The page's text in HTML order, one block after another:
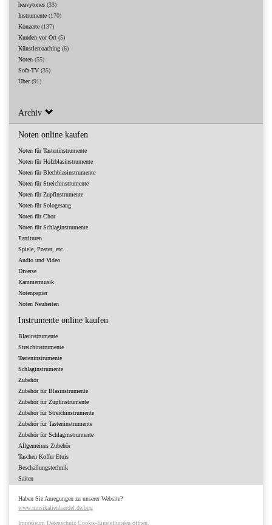
heavytones (33)
Instrumente (170)
Konzerte (137)
Kunden vor Ort (5)
Künstlercoaching (6)
Noten (55)
Sofa-TV (35)
Über(91)
Archiv
Noten online kaufen
Noten für Tasteninstrumente
Noten für Holzblasinstrumente
Noten für Blechblasinstrumente
Noten für Streichinstrumente
Noten für Zupfinstrumente
Noten für Sologesang
Noten für Chor
Noten für Schlaginstrumente
Partituren
Spiele, Poster, etc.
Audio und Video
Diverse
Kammermusik
Notenpapier
Noten Neuheiten
Instrumente online kaufen
Blasinstrumente
Streichinstrumente
Tasteninstrumente
Schlaginstrumente
Zubehör
Zubehör für Blasinstrumente
Zubehör für Zupfinstrumente
Zubehör für Streichinstrumente
Zubehör für Tasteninstrumente
Zubehör für Schlaginstrumente
Allgemeines Zubehör
Taschen Koffer Etuis
Beschallungstechnik
Saiten
Haben Sie Anregungen zu unserer Website?
www.musikalienhandel.de/bug
Impressum Datenschutz Cookie-Einstellungen öffnen.